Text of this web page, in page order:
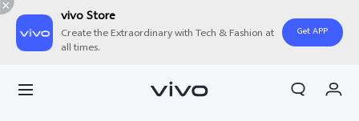
vivo Store
Create the Extraordinary with Tech & Fashion at
all times.
Get APP